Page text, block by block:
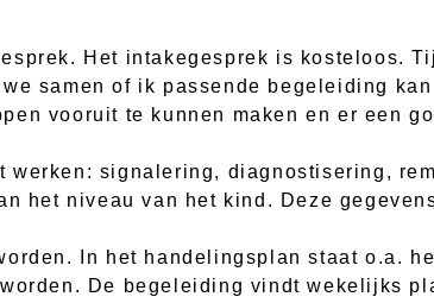
Het intakegesprek is kosteloos.
samen of ik passende begeleiding
vooruit te kunnen maken en er een
signalering, diagnostisering,
het niveau van het kind. Deze
In het handelingsplan staat o.a.
De begeleiding vindt wekelijks